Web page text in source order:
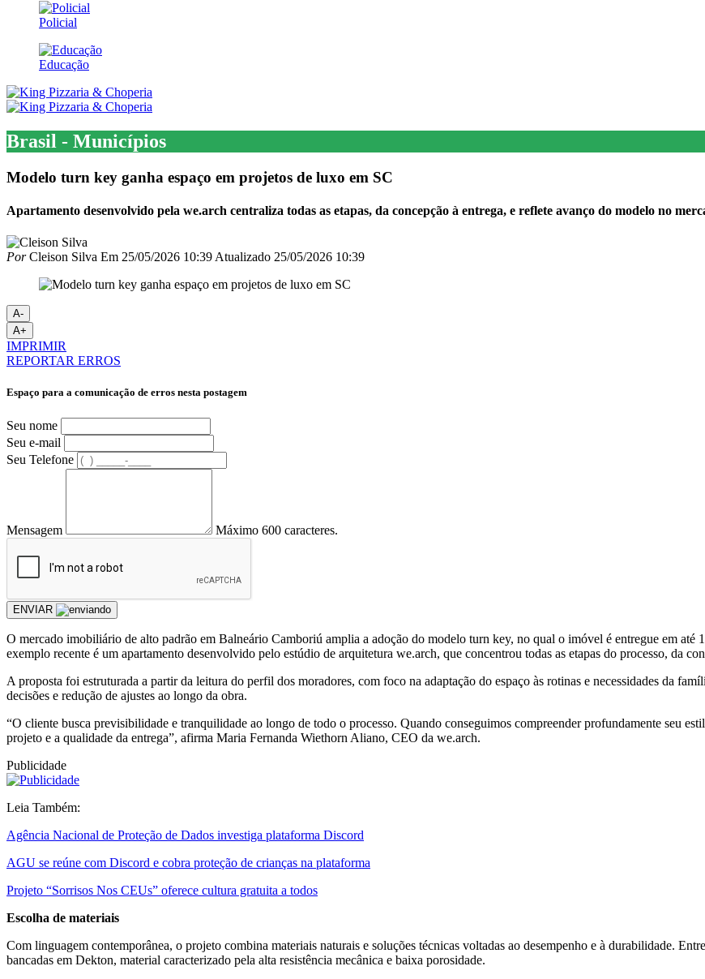
Policial
Educação
Brasil - Municípios
Modelo turn key ganha espaço em projetos de luxo em SC
Apartamento desenvolvido pela we.arch centraliza todas as etapas, da concepção à entrega, e reflete avanço do modelo no
PorCleison Silva Em 25/05/2026 10:39 Atualizado 25/05/2026 10:39
A-
A+
IMPRIMIR
REPORTAR ERROS
Espaço para a comunicação de erros nesta postagem
Seu nome
Seu e-mail
Seu Telefone
Mensagem Máximo 600 caracteres.
ENVIAR
O mercado imobiliário de alto padrão em Balneário Camboriú amplia a adoção do modelo turn key, no qual o imóvel é entregue em
exemplo recente é um apartamento desenvolvido pelo estúdio de arquitetura we.arch, que concentrou todas as etapas do processo, da
A proposta foi estruturada a partir da leitura do perfil dos moradores, com foco na adaptação do espaço às rotinas e necessidades da
decisões e redução de ajustes ao longo da obra.
“O cliente busca previsibilidade e tranquilidade ao longo de todo o processo. Quando conseguimos compreender profundamente seu
projeto e a qualidade da entrega”, afirma Maria Fernanda Wiethorn Aliano, CEO da we.arch.
Publicidade
Leia Também:
Agência Nacional de Proteção de Dados investiga plataforma Discord
AGU se reúne com Discord e cobra proteção de crianças na plataforma
Projeto “Sorrisos Nos CEUs” oferece cultura gratuita a todos
Escolha de materiais
Com linguagem contemporânea, o projeto combina materiais naturais e soluções técnicas voltadas ao desempenho e à durabilidade.
bancadas em Dekton, material caracterizado pela alta resistência mecânica e baixa porosidade.